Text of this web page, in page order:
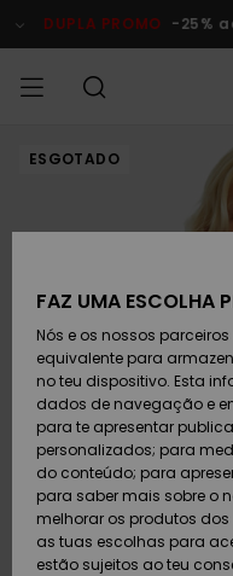
do
DUPLA PROMO -25%
HOMEM
MENINO
MULHER
SURF
SNOW
DUPLA
PROMO
ESGOTADO
FAZ UMA ESCOLHA
Nós e os nossos
equivalente para
no teu dispositivo. Esta
dados de navegação e
para te apresentar
personalizados; para
do conteúdo; para
para saber mais sobre o
melhorar os produtos
as tuas escolhas para
estão sujeitos ao teu